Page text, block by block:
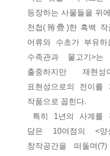
등장하는 사물들을 위
천첩(臶疊)한 흑백 작
어류와 수초가 부유
수족관과 물고기>
출중하지만 재현
표현성으로의 전이를
작품으로 꼽힌다.
특히 1년의 사계를
담은 10여점의 <양
창작공간을 떠돌며